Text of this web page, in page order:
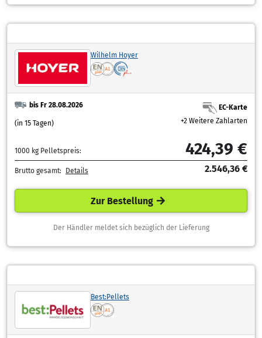
Wilhelm Hoyer
bis Fr 28.08.2026
(in 15 Tagen)
EC-Karte
+2 Weitere Zahlarten
1000 kg Pelletspreis: 424,39 €
Brutto gesamt: Details 2.546,36 €
Zur Bestellung
Der Händler meldet sich bezüglich der Lieferung
Best:Pellets